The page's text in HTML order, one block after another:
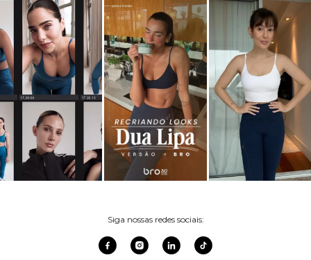
Siga nossas redes sociais: